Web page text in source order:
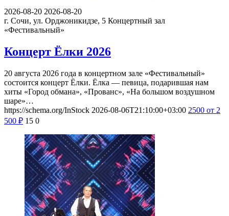
2026-08-20 2026-08-20
г. Сочи, ул. Орджоникидзе, 5 Концертный зал
«Фестивальный»
Концерт Ёлки 2026
20 августа 2026 года в концертном зале «Фестивальный»
состоится концерт Ёлки. Ёлка — певица, подарившая нам
хиты «Город обмана», «Прованс», «На большом воздушном
шаре»…
https://schema.org/InStock 2026-08-06T21:10:00+03:00 2500 от 2
500 ₽ 15 0